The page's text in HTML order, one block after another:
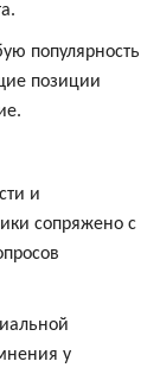
популярность
позиции
и
сопряжено с
у